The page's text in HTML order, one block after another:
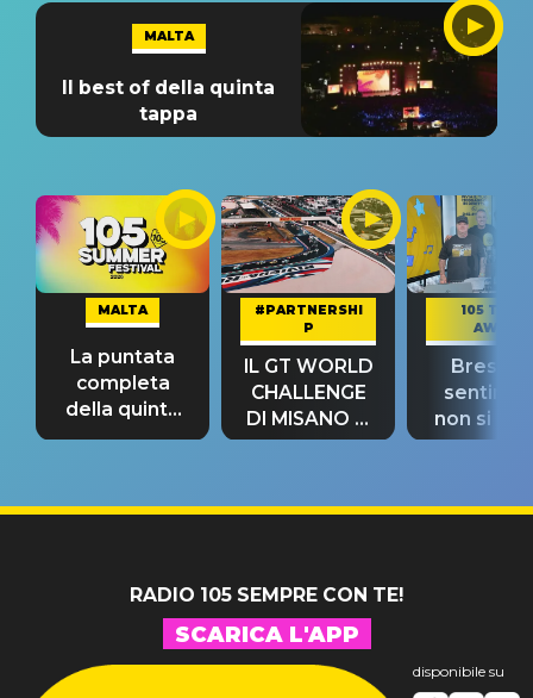
MALTA
Il best of della quinta
tappa
MALTA
La puntata
completa
della quinta
tappa
#PARTNERSHI
P
IL GT WORLD
CHALLENGE
DI MISANO si
riconferma
105 TAKE
AWAY
Bresh:
non si
fino alla
RADIO 105 SEMPRE CON TE!
SCARICA L'APP
disponibile su